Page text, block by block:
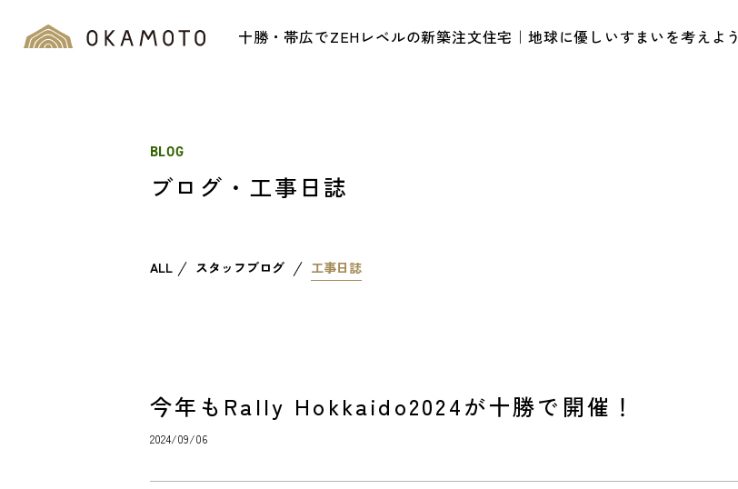
十勝・帯広でZEHレベルの新築注文住宅｜地球に優しいすまいを考えよう
BLOG
ブログ・工事日誌
ALL スタッフブログ 工事日誌
今年もRally Hokkaido2024が十勝で開催！
2024/09/06